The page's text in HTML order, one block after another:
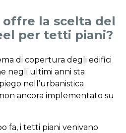
la scelta del
per tetti piani?
di copertura degli edifici
negli ultimi anni sta
nell’urbanistica
ancora implementato su
fa, i tetti piani venivano